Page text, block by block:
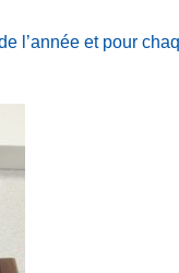
l’année et pour